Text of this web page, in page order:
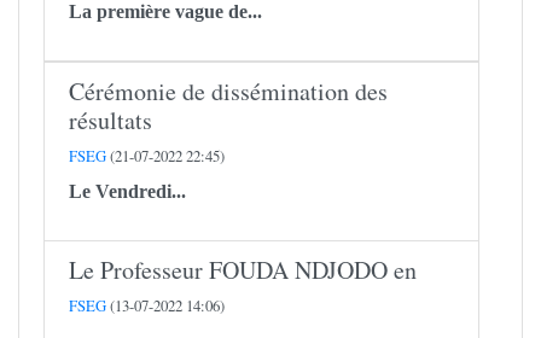
La première vague de...
Cérémonie de dissémination des
résultats
FSEG(21-07-2022 22:45)
Le Vendredi...
Le Professeur FOUDA NDJODO en
FSEG(13-07-2022 14:06)